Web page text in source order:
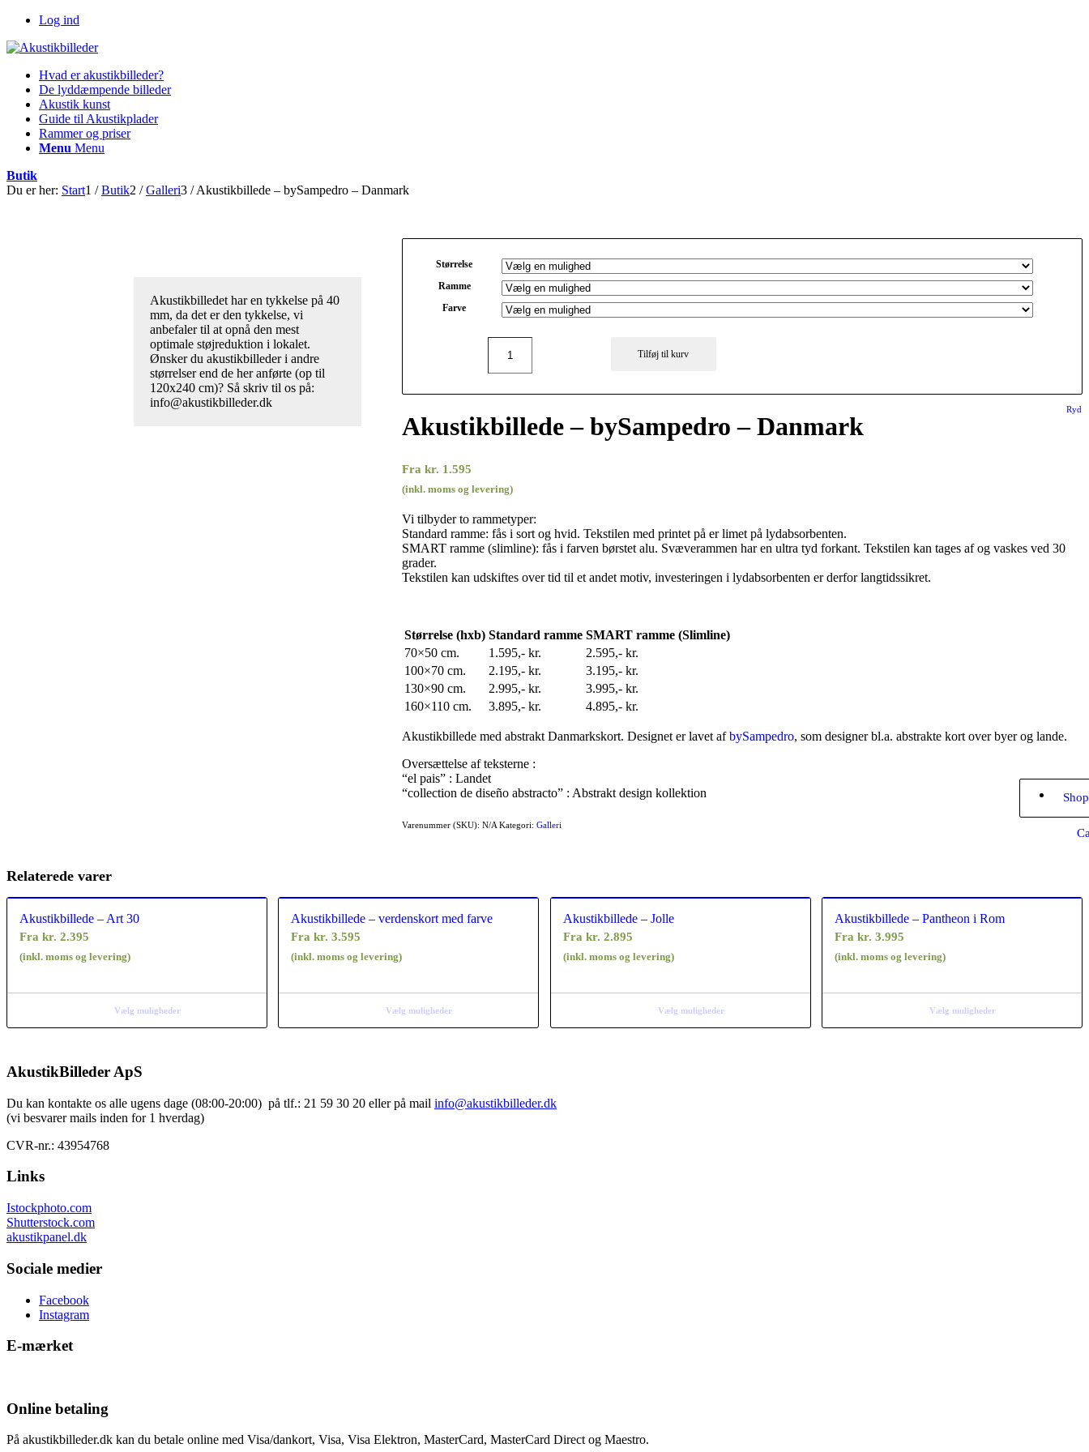
Log ind
Hvad er akustikbilleder?
De lyddæmpende billeder
Akustik kunst
Guide til Akustikplader
Rammer og priser
Menu Menu
Butik
Du er her: Start1 / Butik2 / Galleri3 / Akustikbillede – bySampedro – Danmark
Akustikbilledet har en tykkelse på 40
mm, da det er den tykkelse, vi
anbefaler til at opnå den mest
optimale støjreduktion i lokalet.
Ønsker du akustikbilleder i andre
størrelser end de her anførte (op til
120x240 cm)? Så skriv til os på:
info@akustikbilleder.dk
Størrelse
Ramme
Farve
Ryd
Tilføj til kurv
Akustikbillede – bySampedro – Danmark
Frakr. 1.595
(inkl. moms og levering)
Vi tilbyder to rammetyper:
Standard ramme: fås i sort og hvid. Tekstilen med printet på er limet på lydabsorbenten.
SMART ramme (slimline): fås i farven børstet alu. Svæverammen har en ultra tyd forkant. Tekstilen kan tages af og vaskes ved 30
grader.
Tekstilen kan udskiftes over tid til et andet motiv, investeringen i lydabsorbenten er derfor langtidssikret.
Størrelse (hxb) Standard ramme SMART ramme (Slimline)
70×50 cm.
1.595,- kr.
2.595,- kr.
100×70 cm.
2.195,- kr.
3.195,- kr.
130×90 cm.
2.995,- kr.
3.995,- kr.
160×110 cm.
3.895,- kr. 4.895,- kr.
Akustikbillede med abstrakt Danmarkskort. Designet er lavet afbySampedro, som designer bl.a. abstrakte kort over byer og lande.
Oversættelse af teksterne :
“el pais” : Landet
“collection de diseño abstracto” : Abstrakt design kollektion
Varenummer (SKU):N/A Kategori:Galleri
Relaterede varer
Akustikbillede – Art 30
Fra kr. 2.395
(inkl. moms og levering)
Vælg muligheder
Akustikbillede – verdenskort med farve
Frakr. 3.595
(inkl. moms og levering)
Vælg muligheder
Akustikbillede – Jolle
Fra kr. 2.895
(inkl. moms og levering)
Vælg muligheder
Akustikbillede – Pantheon i Rom
Fra kr. 3.995
(inkl. moms og levering)
Vælg muligheder
AkustikBilleder ApS
Du kan kontakte os alle ugens dage (08:00-20:00) på tlf.: 21 59 30 20 eller på mail info@akustikbilleder.dk
(vi besvarer mails inden for 1 hverdag)
CVR-nr.: 43954768
Links
Istockphoto.com
Shutterstock.com
akustikpanel.dk
Sociale medier
Facebook
Instagram
E-mærket
Online betaling
På akustikbilleder.dk kan du betale online med Visa/dankort, Visa, Visa Elektron, MasterCard, MasterCard Direct og Maestro.